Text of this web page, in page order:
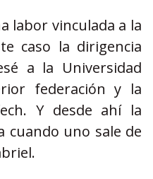
labor vinculada a la
caso la dirigencia
a la Universidad
federación y la
Y desde ahí la
cuando uno sale de